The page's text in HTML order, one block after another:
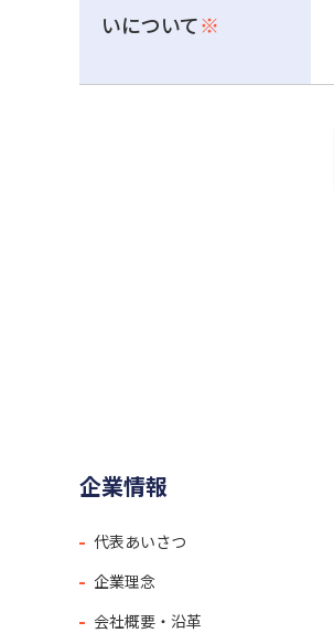
いについて※
企業情報
代表あいさつ
企業理念
会社概要・沿革